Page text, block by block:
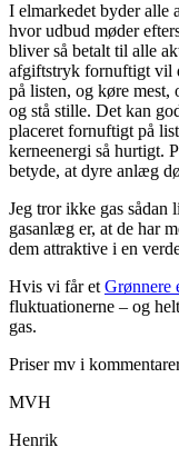
I elmarkedet byder alle
hvor udbud møder
bliver så betalt til alle
afgiftstryk fornuftigt vil
på listen, og køre
og stå stille. Det kan
placeret fornuftigt på
kerneenergi så hurtigt.
betyde, at dyre anlæg
Jeg tror ikke gas sådan
gasanlæg er, at de har
dem attraktive i en
Hvis vi får etGrønnere
fluktuationerne – og
gas.
Priser mv i
MVH
Henrik